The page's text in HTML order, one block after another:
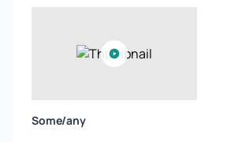
Some/any